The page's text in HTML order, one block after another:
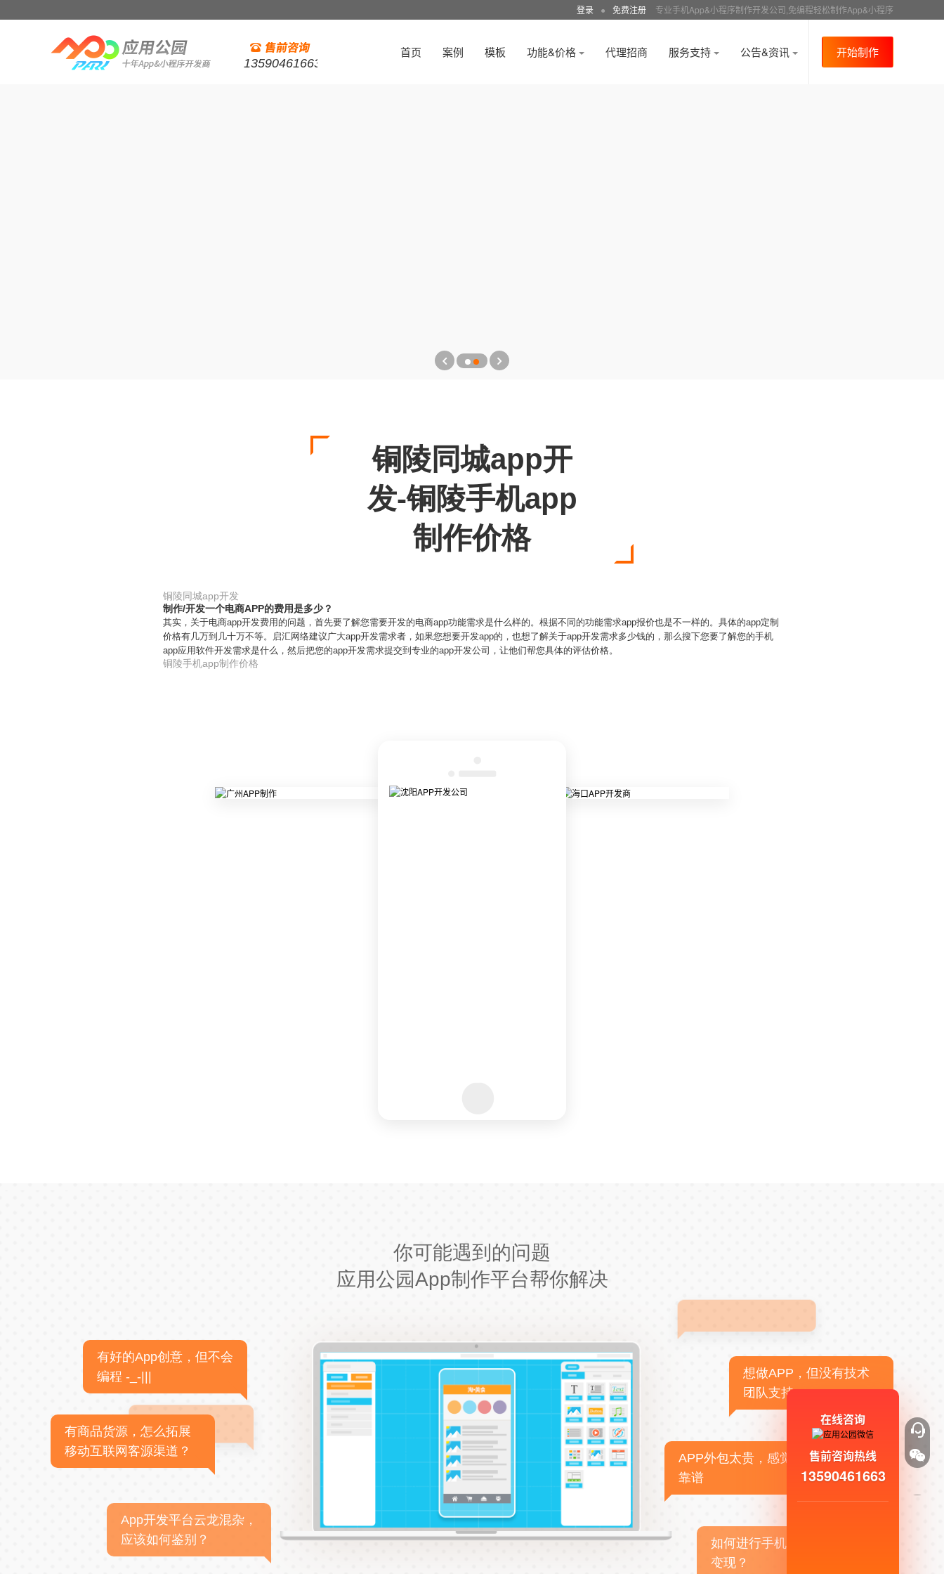
登录 ● 免费注册 专业手机App&小程序制作开发公司,免编程轻松制作App&小程序
13590461663
首页 案例 模板 功能&价格 代理招商 服务支持 公告&资讯 开始制作
铜陵同城app开
发-铜陵手机app
制作价格
铜陵同城app开发
制作/开发一个电商APP的费用是多少？
其实，关于电商app开发费用的问题，首先要了解您需要开发的电商app功能需求是什么样的。根据不同的功能需求app报价也是不一样的。具体的app定制
价格有几万到几十万不等。启汇网络建议广大app开发需求者，如果您想要开发app的，也想了解关于app开发需求多少钱的，那么搜下您要了解您的手机
app应用软件开发需求是什么，然后把您的app开发需求提交到专业的app开发公司，让他们帮您具体的评估价格。
铜陵手机app制作价格
你可能遇到的问题
应用公园App制作平台帮你解决
有好的App创意，但不会
编程 -_-|||
有商品货源，怎么拓展
移动互联网客源渠道？
App开发平台云龙混杂，
应该如何鉴别？
想做APP，但没有技术
团队支持
APP外包太贵，感觉不
靠谱
如何进行手机APP商业
变现？
在线咨询
售前咨询热线
13590461663